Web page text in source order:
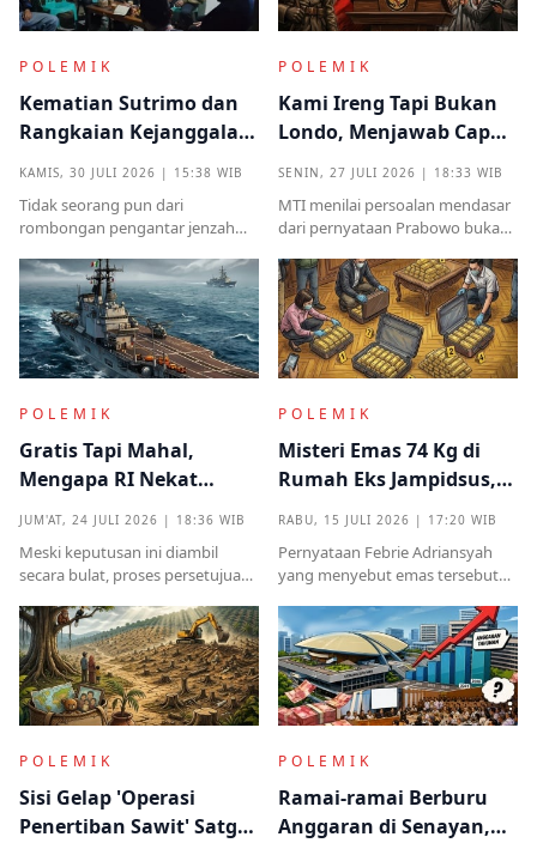
POLEMIK
Kematian Sutrimo dan
Rangkaian Kejanggalan
Kampung Halaman
KAMIS, 30 JULI 2026 | 15:38 WIB
Tidak seorang pun dari
rombongan pengantar jenzah
identitas ataupun menjelaskan
dari instansi mana.
POLEMIK
Kami Ireng Tapi Bukan
Londo, Menjawab Cap
SENIN, 27 JULI 2026 | 18:33 WIB
MTI menilai persoalan mendasar
dari pernyataan Prabowo bukan
melainkan implikasinya yang
sangat destruktif bagi kualitas
demokrasi
POLEMIK
Gratis Tapi Mahal,
Mengapa RI Nekat
Induk Tua Italia?
JUM'AT, 24 JULI 2026 | 18:36 WIB
Meski keputusan ini diambil
secara bulat, proses persetujuan
kritik tajam terkait prosedur yang
mendadak serta kekhawatiran
akan beban anggaran
POLEMIK
Misteri Emas 74 Kg di
Rumah Eks Jampidsus,
RABU, 15 JULI 2026 | 17:20 WIB
Pernyataan Febrie Adriansyah
yang menyebut emas tersebut
menjadi titik penting dalam
proses pembuktian
POLEMIK
Sisi Gelap 'Operasi
Penertiban Sawit' Satgas
POLEMIK
Ramai-ramai Berburu
Anggaran di Senayan,